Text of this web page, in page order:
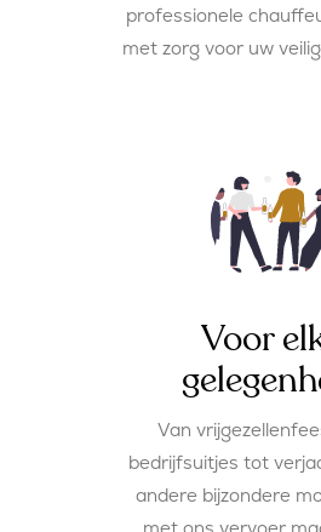
professionele
met zorg voor uw
Voor
Van
bedrijfsuitjes tot
andere bijzondere